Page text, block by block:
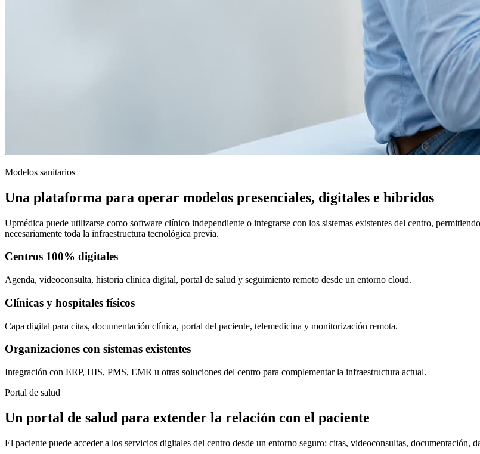
Modelos sanitarios
Una plataforma para operar modelos presenciales, digitales e híbridos
Upmédica puede utilizarse como software clínico independiente o integrarse con los sistemas existentes del centro,
necesariamente toda la infraestructura tecnológica previa.
Centros 100% digitales
Agenda, videoconsulta, historia clínica digital, portal de salud y seguimiento remoto desde un entorno cloud.
Clínicas y hospitales físicos
Capa digital para citas, documentación clínica, portal del paciente, telemedicina y monitorización remota.
Organizaciones con sistemas existentes
Integración con ERP, HIS, PMS, EMR u otras soluciones del centro para complementar la infraestructura actual.
Portal de salud
Un portal de salud para extender la relación con el paciente
El paciente puede acceder a los servicios digitales del centro desde un entorno seguro: citas, videoconsultas, documentación,